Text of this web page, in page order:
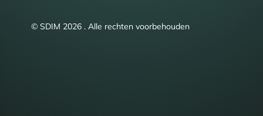
© SDIM 2026 . Alle rechten voorbehouden